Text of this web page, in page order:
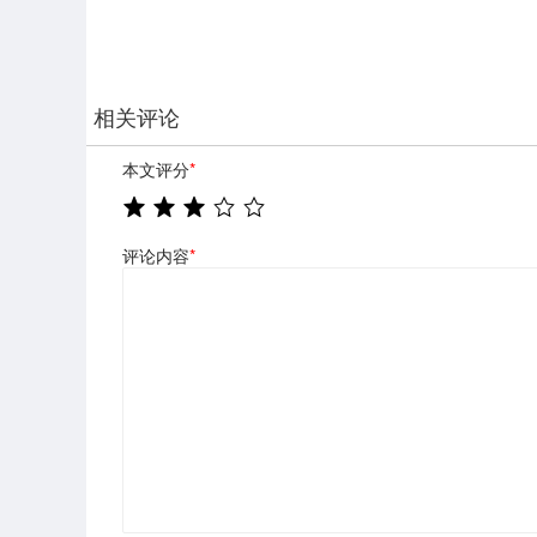
相关评论
本文评分*
评论内容*